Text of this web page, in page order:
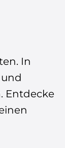
In
Entdecke